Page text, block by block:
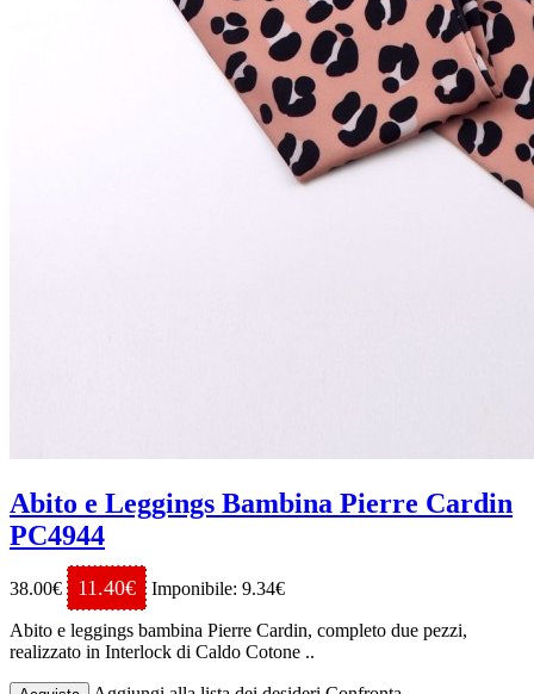
Abito e Leggings Bambina Pierre Cardin
PC4944
38.00€ 11.40€ Imponibile: 9.34€
Abito e leggings bambina Pierre Cardin, completo due pezzi,
realizzato in Interlock di Caldo Cotone ..